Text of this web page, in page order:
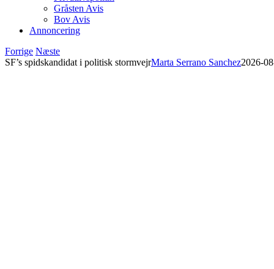
Gråsten Avis
Bov Avis
Annoncering
Forrige Næste
SF’s spidskandidat i politisk stormvejrMarta Serrano Sanchez2026-